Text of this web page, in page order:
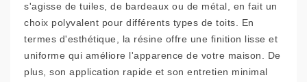
s'agisse de tuiles, de bardeaux ou de métal, en fait un
choix polyvalent pour différents types de toits. En
termes d'esthétique, la résine offre une finition lisse et
uniforme qui améliore l'apparence de votre maison. De
plus, son application rapide et son entretien minimal